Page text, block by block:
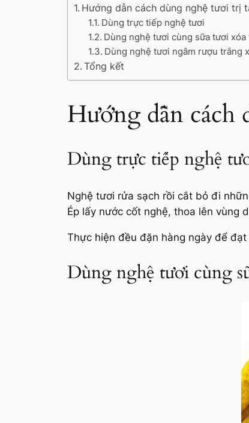
Hướng dẫn cách dùng nghệ tươi trị
Dùng trực tiếp nghệ tươi
Dùng nghệ tươi cùng sữa tươi
Dùng nghệ tươi ngâm rượu trắng
Tổng kết
Hướng dẫn cách
Dùng trực tiếp nghệ
Nghệ tươi rửa sạch rồi cắt bỏ đi
Ép lấy nước cốt nghệ, thoa lên vùng
Thực hiện đều đặn hàng ngày để
Dùng nghệ tươi cùng